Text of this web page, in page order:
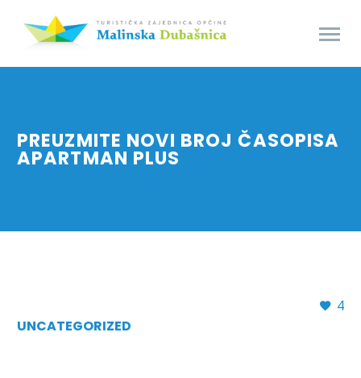
PREUZMITE NOVI BROJ ČASOPISA
APARTMAN PLUS
4
UNCATEGORIZED